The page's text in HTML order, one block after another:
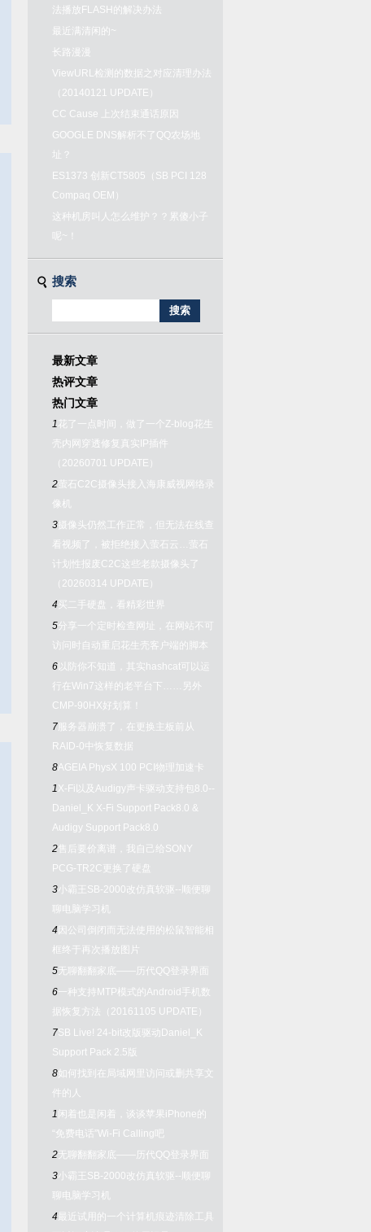
法播放FLASH的解决办法
最近满清闲的~
长路漫漫
ViewURL检测的数据之对应清理办法
（20140121 UPDATE）
CC Cause 上次结束通话原因
GOOGLE DNS解析不了QQ农场地
址？
ES1373 创新CT5805（SB PCI 128
Compaq OEM）
这种机房叫人怎么维护？？累傻小子
呢~！
搜索
最新文章
热评文章
热门文章
1 花了一点时间，做了一个Z-blog花生
壳内网穿透修复真实IP插件
（20260701 UPDATE）
2 萤石C2C摄像头接入海康威视网络录
像机
3 摄像头仍然工作正常，但无法在线查
看视频了，被拒绝接入萤石云…萤石
计划性报废C2C这些老款摄像头了
（20260314 UPDATE）
4买二手硬盘，看精彩世界
5分享一个定时检查网址，在网站不可
访问时自动重启花生壳客户端的脚本
6 以防你不知道，其实hashcat可以运
行在Win7这样的老平台下……另外
CMP-90HX好划算！
7 服务器崩溃了，在更换主板前从
RAID-0中恢复数据
8AGEIA PhysX 100 PCI物理加速卡
1X-Fi以及Audigy声卡驱动支持包8.0--
Daniel_K X-Fi Support Pack8.0 &
Audigy Support Pack8.0
2售后要价离谱，我自己给SONY
PCG-TR2C更换了硬盘
3小霸王SB-2000改仿真软驱--顺便聊
聊电脑学习机
4 因公司倒闭而无法使用的松鼠智能相
框终于再次播放图片
5无聊翻翻家底——历代QQ登录界面
6一种支持MTP模式的Android手机数
据恢复方法（20161105 UPDATE）
7SB Live! 24-bit改版驱动Daniel_K
Support Pack 2.5版
8如何找到在局域网里访问或删共享文
件的人
1 闲着也是闲着，谈谈苹果iPhone的
“免费电话”Wi-Fi Calling吧
2无聊翻翻家底——历代QQ登录界面
3小霸王SB-2000改仿真软驱--顺便聊
聊电脑学习机
4 最近试用的一个计算机痕迹清除工具